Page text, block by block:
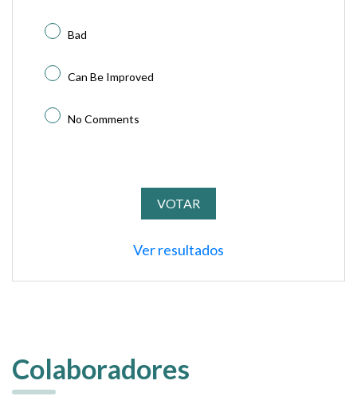
Bad
Can Be Improved
No Comments
Ver resultados
Colaboradores